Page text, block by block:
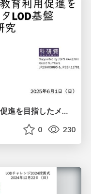
デジタルアーカイブの教育利用促進を目指したメタデータLOD基盤に関する研究 / Research on a Metadata LOD Platform for Promoting Educational Uses of Digital Archives
0 230